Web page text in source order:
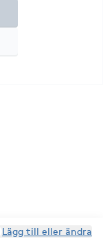
Lägg till eller ändra